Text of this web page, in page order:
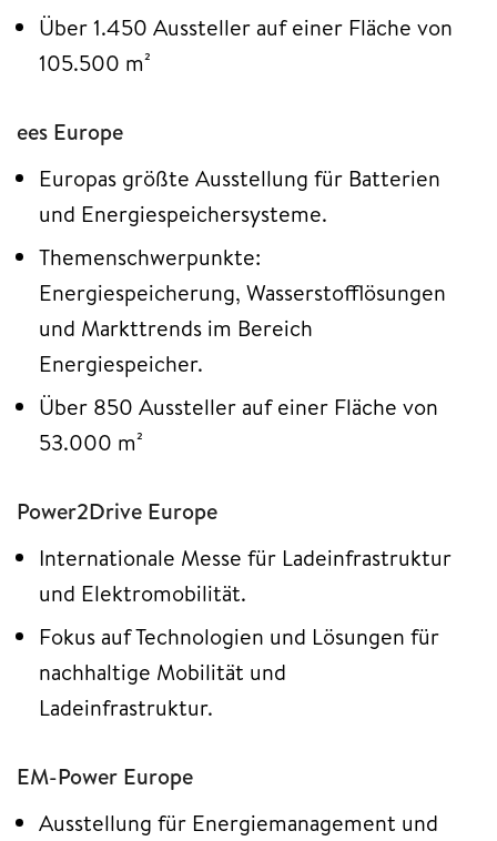
Über 1.450 Aussteller auf einer Fläche von
105.500 m²
ees Europe
Europas größte Ausstellung für Batterien
und Energiespeichersysteme.
Themenschwerpunkte:
Energiespeicherung, Wasserstofflösungen
und Markttrends im Bereich
Energiespeicher.
Über 850 Aussteller auf einer Fläche von
53.000 m²
Power2Drive Europe
Internationale Messe für Ladeinfrastruktur
und Elektromobilität.
Fokus auf Technologien und Lösungen für
nachhaltige Mobilität und
Ladeinfrastruktur.
EM-Power Europe
Ausstellung für Energiemanagement und